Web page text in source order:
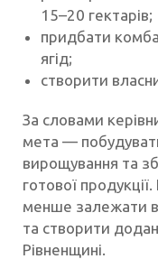
15–20 гектарів;
придбати
ягід;
створити
За словами
мета —
вирощування та
готової
менше залежати
та створити
Рівненщині.